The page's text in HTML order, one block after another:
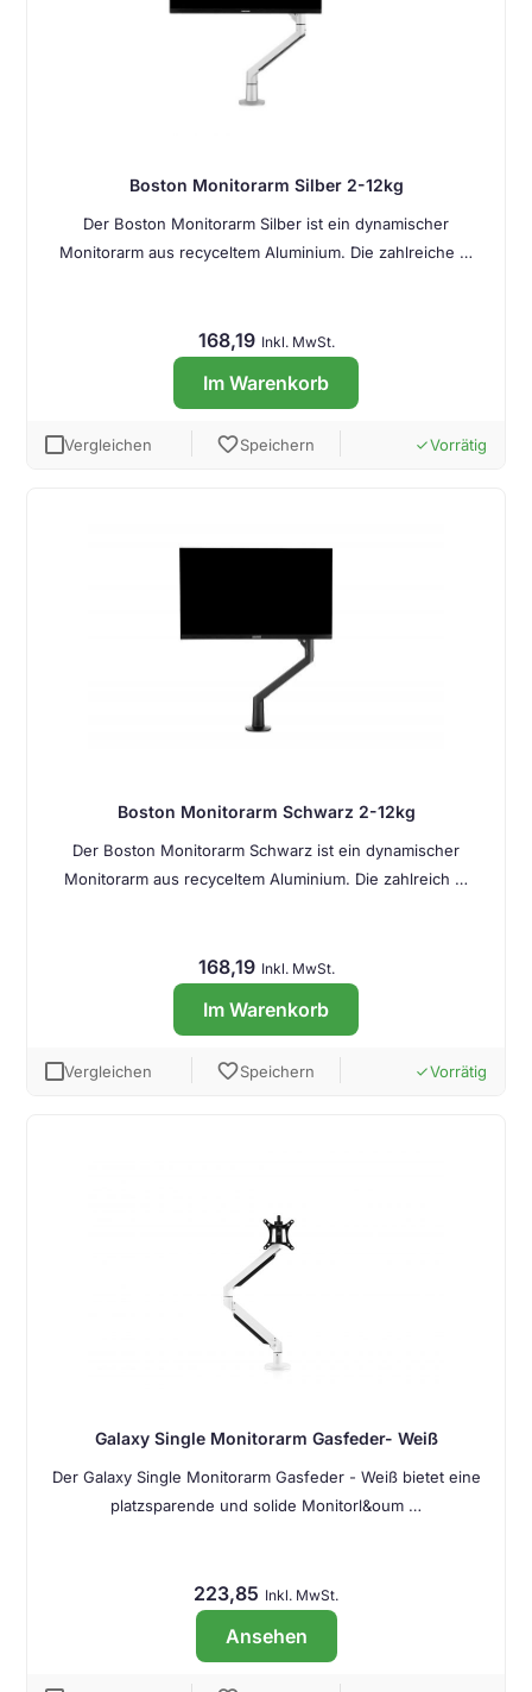
Boston Monitorarm Silber 2-12kg
Der Boston Monitorarm Silber ist ein dynamischer
Monitorarm aus recyceltem Aluminium. Die zahlreiche …
168,19 Inkl. MwSt.
Im Warenkorb
Vergleichen favoriteSpeichern doneVorrätig
Boston Monitorarm Schwarz 2-12kg
Der Boston Monitorarm Schwarz ist ein dynamischer
Monitorarm aus recyceltem Aluminium. Die zahlreich …
168,19 Inkl. MwSt.
Im Warenkorb
Vergleichen favoriteSpeichern doneVorrätig
Galaxy Single Monitorarm Gasfeder- Weiß
Der Galaxy Single Monitorarm Gasfeder - Weiß bietet eine
platzsparende und solide Monitorl&oum …
223,85 Inkl. MwSt.
Ansehen